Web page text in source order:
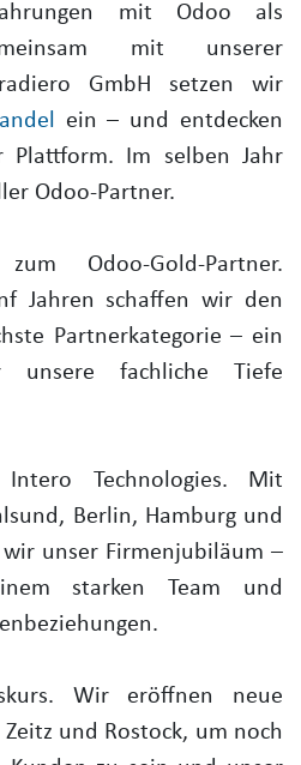
mit Odoo als
mit unserer
GmbH setzen wir
ein – und entdecken
Plattform. Im selben Jahr
Odoo-Partner.
Odoo-Gold-Partner.
Jahren schaffen wir den
Partnerkategorie – ein
unsere fachliche Tiefe
Technologies. Mit
Berlin, Hamburg und
unser Firmenjubiläum –
starken Team und
Wir eröffnen neue
und Rostock, um noch